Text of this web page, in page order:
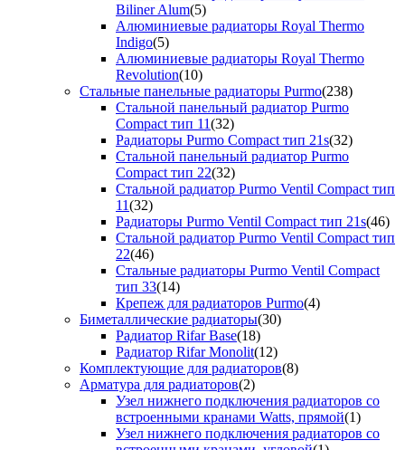
Biliner Alum(5)
Алюминиевые радиаторы Royal Thermo
Indigo(5)
Алюминиевые радиаторы Royal Thermo
Revolution(10)
Стальные панельные радиаторы Purmo(238)
Стальной панельный радиатор Purmo
Compact тип 11(32)
Радиаторы Purmo Compact тип 21s(32)
Стальной панельный радиатор Purmo
Compact тип 22(32)
Стальной радиатор Purmo Ventil Compact тип
11(32)
Радиаторы Purmo Ventil Compact тип 21s(46)
Стальной радиатор Purmo Ventil Compact тип
22(46)
Стальные радиаторы Purmo Ventil Compact
тип 33(14)
Крепеж для радиаторов Purmo(4)
Биметаллические радиаторы(30)
Радиатор Rifar Base(18)
Радиатор Rifar Monolit(12)
Комплектующие для радиаторов(8)
Арматура для радиаторов(2)
Узел нижнего подключения радиаторов со
встроенными кранами Watts, прямой(1)
Узел нижнего подключения радиаторов со